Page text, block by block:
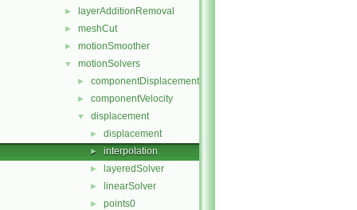
► layerAdditionRemoval
► meshCut
► motionSmoother
▼ motionSolvers
► componentDisplacement
► componentVelocity
▼ displacement
► displacement
► interpolation
► layeredSolver
► linearSolver
► points0